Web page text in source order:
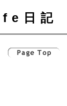
日記